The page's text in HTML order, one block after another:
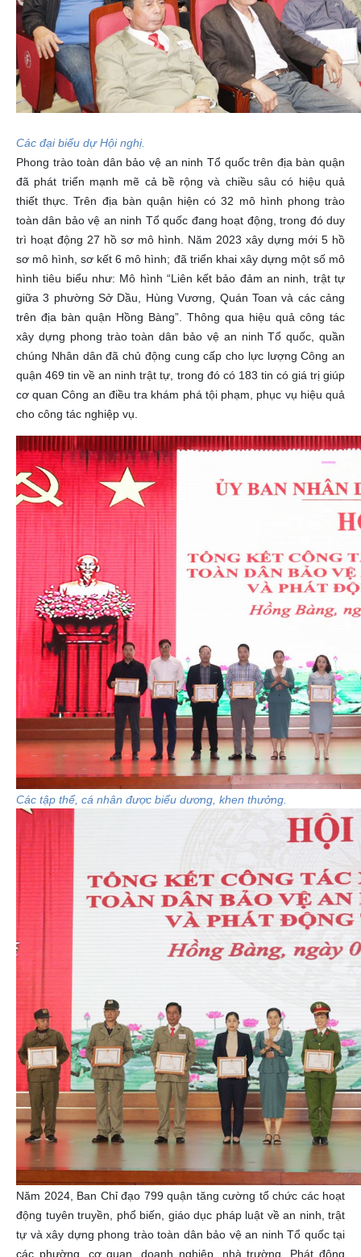
Các đại biểu dự Hội nghị.
Phong trào toàn dân bảo vệ an ninh Tổ quốc trên địa bàn quận
đã phát triển mạnh mẽ cả bề rộng và chiều sâu có hiệu quả
thiết thực. Trên địa bàn quận hiện có 32 mô hình phong trào
toàn dân bảo vệ an ninh Tổ quốc đang hoạt động, trong đó duy
trì hoạt động 27 hồ sơ mô hình. Năm 2023 xây dựng mới 5 hồ
sơ mô hình, sơ kết 6 mô hình; đã triển khai xây dựng một số mô
hình tiêu biểu như: Mô hình “Liên kết bảo đảm an ninh, trật tự
giữa 3 phường Sở Dầu, Hùng Vương, Quán Toan và các cảng
trên địa bàn quận Hồng Bàng”. Thông qua hiệu quả công tác
xây dựng phong trào toàn dân bảo vệ an ninh Tổ quốc, quần
chúng Nhân dân đã chủ động cung cấp cho lực lượng Công an
quận 469 tin về an ninh trật tự, trong đó có 183 tin có giá trị giúp
cơ quan Công an điều tra khám phá tội phạm, phục vụ hiệu quả
cho công tác nghiệp vụ.
Các tập thể, cá nhân được biểu dương, khen thưởng.
Năm 2024, Ban Chỉ đạo 799 quận tăng cường tổ chức các hoạt
động tuyên truyền, phổ biến, giáo dục pháp luật về an ninh, trật
tự và xây dựng phong trào toàn dân bảo vệ an ninh Tổ quốc tại
các phường, cơ quan, doanh nghiệp, nhà trường. Phát động